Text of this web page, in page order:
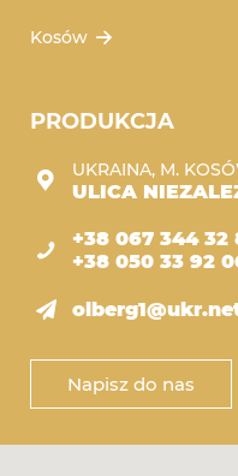
Kosów
PRODUKCJA
UKRAINA, M.
ULICA
+38 067 344 32
+38 050 33 92
Napisz do nas